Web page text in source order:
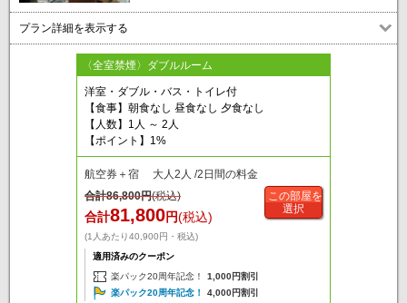
プラン詳細を表示する
〈全室禁煙〉ダブルルーム
洋室・ダブル・バス・トイレ付
【食事】朝食なし 昼食なし 夕食なし
【人数】1人 ～ 2人
【ポイント】1%
航空券＋宿 大人2人 /2日間の料金
合計86,800円(税込)
合計81,800円(税込)
(1人あたり40,900円・税込)
適用済みのクーポン
楽パック20周年記念！
1,000円割引
楽パック20周年記念！
4,000円割引
この部屋を
選択